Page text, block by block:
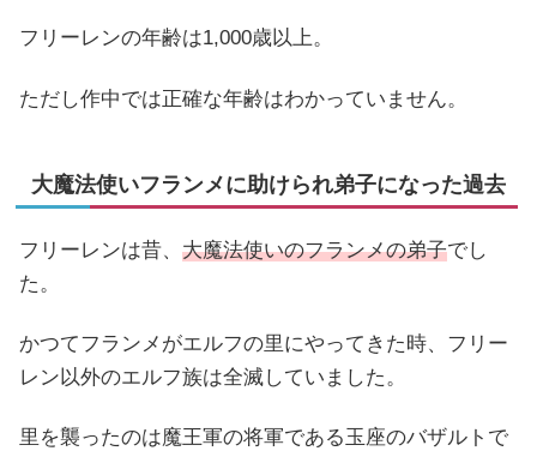
フリーレンの年齢は1,000歳以上。
ただし作中では正確な年齢はわかっていません。
大魔法使いフランメに助けられ弟子になった過去
フリーレンは昔、 大魔法使いのフランメの弟子でし
た。
かつてフランメがエルフの里にやってきた時、フリー
レン以外のエルフ族は全滅していました。
里を襲ったのは魔王軍の将軍である玉座のバザルトで